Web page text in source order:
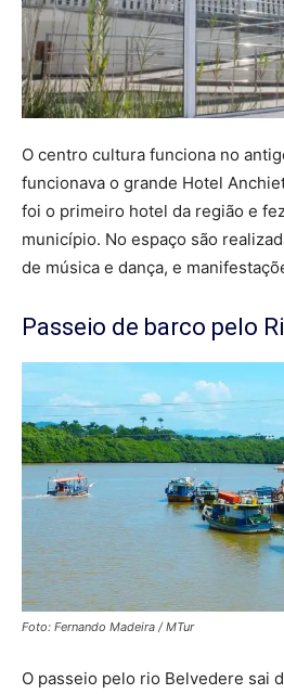
O centro cultura funciona no
funcionava o grande Hotel
foi o primeiro hotel da região e
município. No espaço são
de música e dança, e
Passeio de barco pelo
Foto: Fernando Madeira / MTur
O passeio pelo rio Belvedere sai